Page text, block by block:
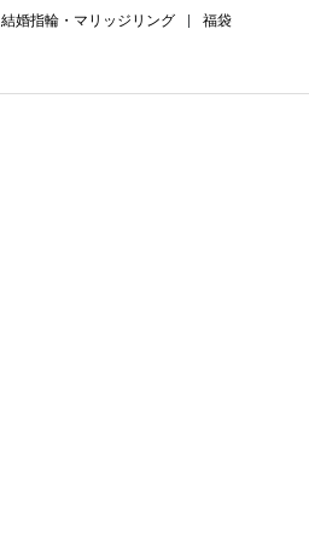
結婚指輪・マリッジリング 福袋